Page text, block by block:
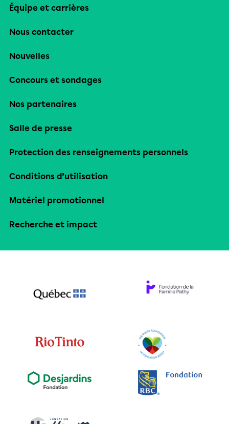
Équipe et carrières
Nous contacter
Nouvelles
Concours et sondages
Nos partenaires
Salle de presse
Protection des renseignements personnels
Conditions d’utilisation
Matériel promotionnel
Recherche et impact